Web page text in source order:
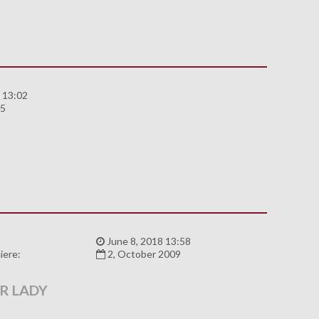
13:02
June 8, 2018 13:58
2, October 2009
LADY